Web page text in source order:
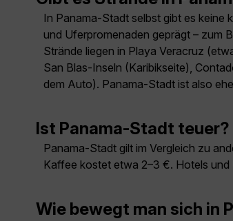
In Panama-Stadt selbst gibt es keine
und Uferpromenaden geprägt – zum
Strände liegen in Playa Veracruz
San Blas-Inseln (Karibikseite),
dem Auto). Panama-Stadt ist also
Ist Panama-Stadt teuer?
Panama-Stadt gilt im Vergleich zu
Kaffee kostet etwa 2–3 €. Hotels
Wie bewegt man sich in